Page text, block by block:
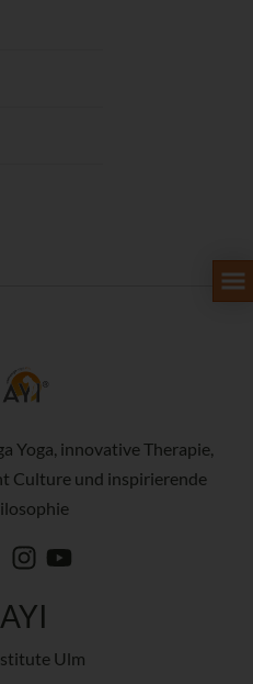
Yoga, innovative Therapie,
Culture und inspirierende
AYI
Ulm